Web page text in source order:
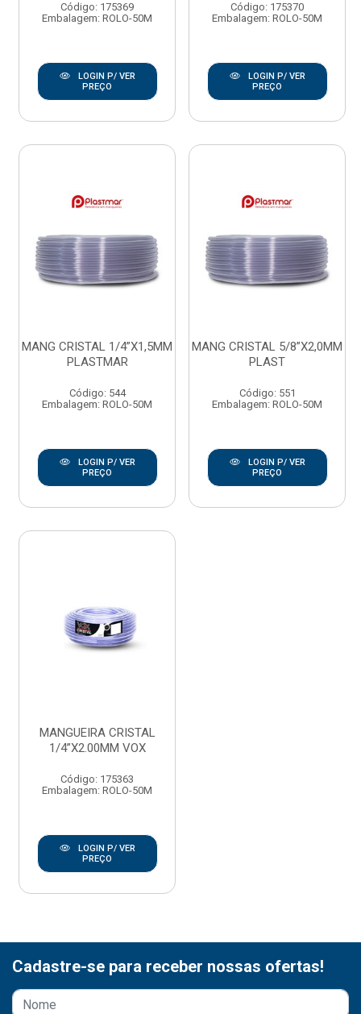
Código: 175369
Embalagem: ROLO-50M
LOGIN P/ VER
PREÇO
Código: 175370
Embalagem: ROLO-50M
LOGIN P/ VER
PREÇO
MANG CRISTAL 1/4”X1,5MM
PLASTMAR
Código: 544
Embalagem: ROLO-50M
LOGIN P/ VER
PREÇO
MANG CRISTAL 5/8”X2,0MM
PLAST
Código: 551
Embalagem: ROLO-50M
LOGIN P/ VER
PREÇO
MANGUEIRA CRISTAL
1/4”X2.00MM VOX
Código: 175363
Embalagem: ROLO-50M
LOGIN P/ VER
PREÇO
Cadastre-se para receber nossas ofertas!